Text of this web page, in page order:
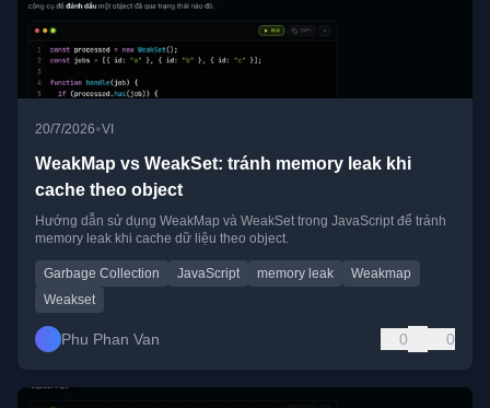
20/7/2026•VI
WeakMap vs WeakSet: tránh memory leak khi
cache theo object
Hướng dẫn sử dụng WeakMap và WeakSet trong JavaScript để tránh
memory leak khi cache dữ liệu theo object.
Garbage Collection JavaScript memory leak
Weakmap
Weakset
Phu Phan Van 0 0